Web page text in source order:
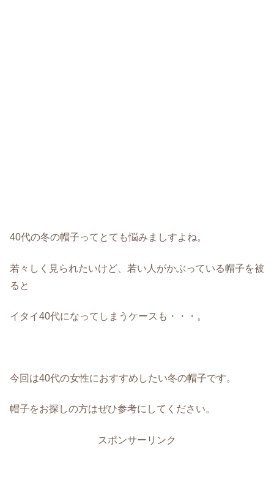
40代の冬の帽子ってとても悩みましすよね。
若々しく見られたいけど、若い人がかぶっている帽子を被
ると
イタイ40代になってしまうケースも・・・。
今回は40代の女性におすすめしたい冬の帽子です。
帽子をお探しの方はぜひ参考にしてください。
スポンサーリンク